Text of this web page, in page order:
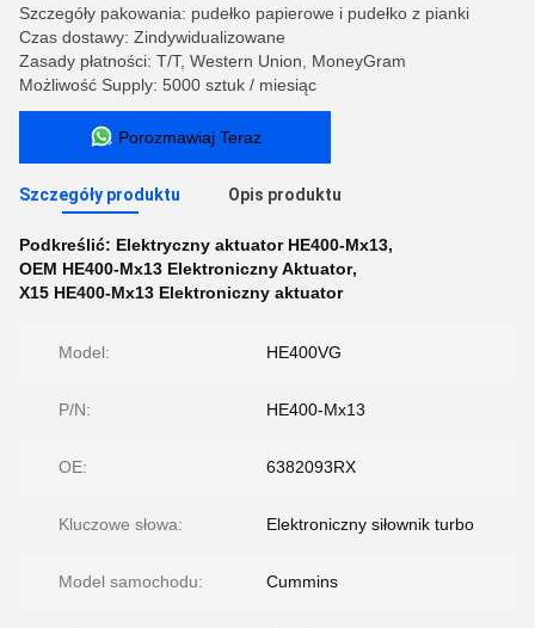
Szczegóły pakowania: pudełko papierowe i pudełko z pianki
Czas dostawy: Zindywidualizowane
Zasady płatności: T/T, Western Union, MoneyGram
Możliwość Supply: 5000 sztuk / miesiąc
Porozmawiaj Teraz
Szczegóły produktu Opis produktu
Podkreślić: Elektryczny aktuator HE400-Mx13,
OEM HE400-Mx13 Elektroniczny Aktuator,
X15 HE400-Mx13 Elektroniczny aktuator
Model: HE400VG
P/N: HE400-Mx13
OE: 6382093RX
Kluczowe słowa: Elektroniczny siłownik turbo
Model samochodu: Cummins